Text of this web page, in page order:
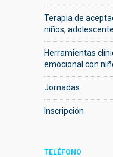
Terapia de
niños,
Herramientas
emocional con
Jornadas
Inscripción
TELÉFONO